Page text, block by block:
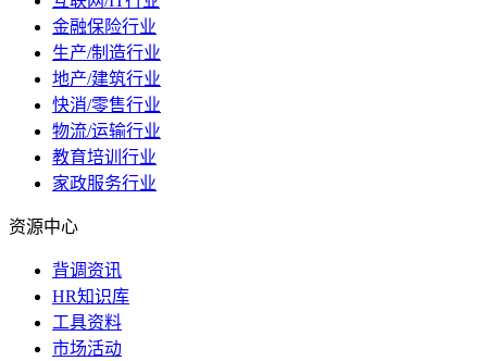
金融保险行业
生产/制造行业
地产/建筑行业
快消/零售行业
物流/运输行业
教育培训行业
家政服务行业
资源中心
背调资讯
HR知识库
工具资料
市场活动